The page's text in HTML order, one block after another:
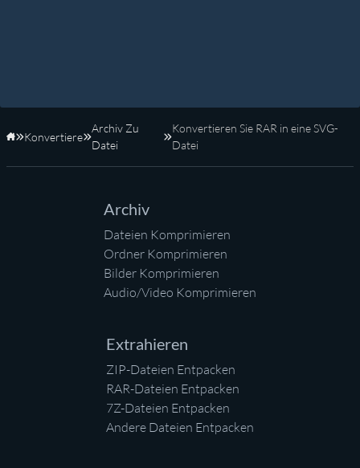
Startseite
Konvertiere
Archiv Zu
Datei
Konvertieren Sie RAR in eine SVG-
Datei
Archiv
Dateien Komprimieren
Ordner Komprimieren
Bilder Komprimieren
Audio/Video Komprimieren
Extrahieren
ZIP-Dateien Entpacken
RAR-Dateien Entpacken
7Z-Dateien Entpacken
Andere Dateien Entpacken